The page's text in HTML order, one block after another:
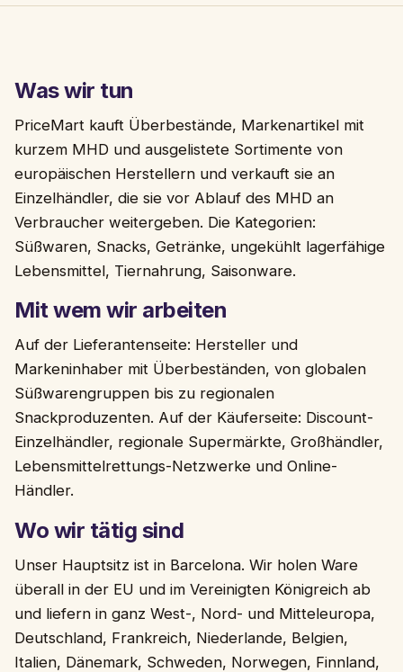
Was wir tun
PriceMart kauft Überbestände, Markenartikel mit
kurzem MHD und ausgelistete Sortimente von
europäischen Herstellern und verkauft sie an
Einzelhändler, die sie vor Ablauf des MHD an
Verbraucher weitergeben. Die Kategorien:
Süßwaren, Snacks, Getränke, ungekühlt lagerfähige
Lebensmittel, Tiernahrung, Saisonware.
Mit wem wir arbeiten
Auf der Lieferantenseite: Hersteller und
Markeninhaber mit Überbeständen, von globalen
Süßwarengruppen bis zu regionalen
Snackproduzenten. Auf der Käuferseite: Discount-
Einzelhändler, regionale Supermärkte, Großhändler,
Lebensmittelrettungs-Netzwerke und Online-
Händler.
Wo wir tätig sind
Unser Hauptsitz ist in Barcelona. Wir holen Ware
überall in der EU und im Vereinigten Königreich ab
und liefern in ganz West-, Nord- und Mitteleuropa,
Deutschland, Frankreich, Niederlande, Belgien,
Italien, Dänemark, Schweden, Norwegen, Finnland,